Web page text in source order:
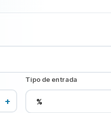
+
Tipo de entrada